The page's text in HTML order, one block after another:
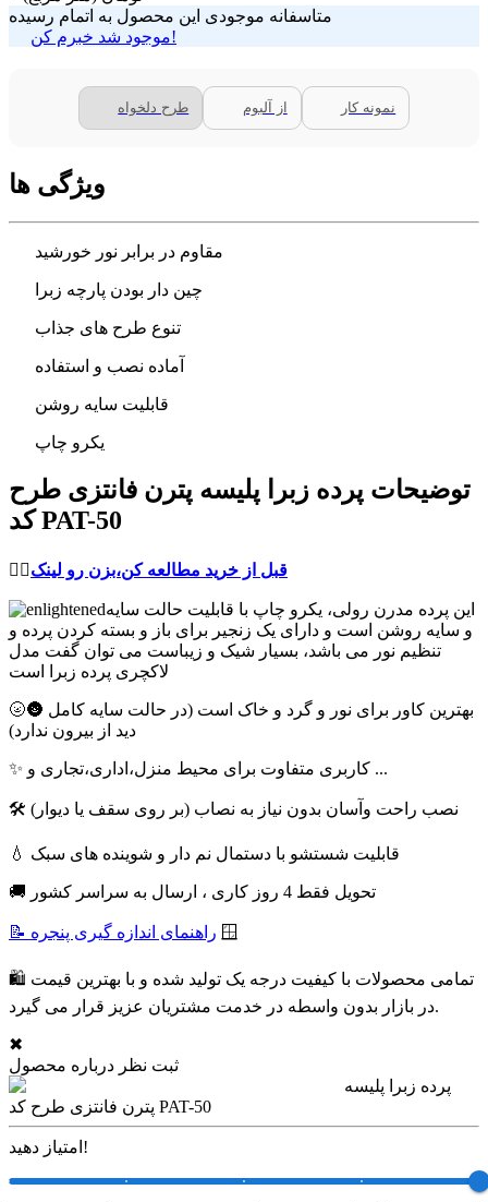
متاسفانه موجودی این محصول به اتمام رسیده
موجود شد خبرم کن!
طرح دلخواه از آلبوم نمونه کار
ویژگی ها
مقاوم در برابر نور خورشید
چین دار بودن پارچه زبرا
تنوع طرح های جذاب
آماده نصب و استفاده
قابلیت سایه روشن
یکرو چاپ
توضیحات پرده زبرا پلیسه پترن فانتزی طرح
کد PAT-50
👈🏻قبل از خرید مطالعه کن،بزن رو لینک
این پرده مدرن رولی، یکرو چاپ با قابلیت حالت سایه
و سایه روشن است و دارای یک زنجیر برای باز و بسته کردن پرده و
تنظیم نور می باشد، بسیار شیک و زیباست می توان گفت مدل
لاکچری پرده زبرا است
🌝🌚 بهترین کاور برای نور و گرد و خاک است (در حالت سایه کامل
دید از بیرون ندارد)
✨ کاربری متفاوت برای محیط منزل،اداری،تجاری و ...
🛠 نصب راحت وآسان بدون نیاز به نصاب (بر روی سقف یا دیوار)
💧 قابلیت شستشو با دستمال نم دار و شوینده های سبک
🚚 تحویل فقط 4 روز کاری ، ارسال به سراسر کشور
📝 راهنمای اندازه گیری پنجره 🪟
🛍 تمامی محصولات با کیفیت درجه یک تولید شده و با بهترین قیمت
در بازار بدون واسطه در خدمت مشتریان عزیز قرار می گیرد.
✖
ثبت نظر درباره محصول
پرده زبرا پلیسه
پترن فانتزی طرح کد PAT-50
امتیاز دهید!